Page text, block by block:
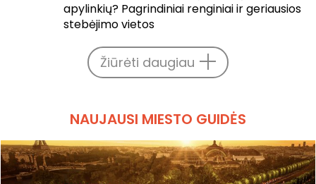
apylinkių? Pagrindiniai renginiai ir geriausios
stebėjimo vietos
Žiūrėti daugiau
NAUJAUSI MIESTO GUIDĖS